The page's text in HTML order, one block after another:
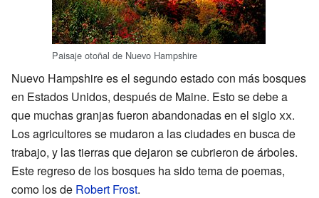
Paisaje otoñal de Nuevo Hampshire
Nuevo Hampshire es el segundo estado con más bosques
en Estados Unidos, después de Maine. Esto se debe a
que muchas granjas fueron abandonadas en el sigloxx.
Los agricultores se mudaron a las ciudades en busca de
trabajo, y las tierras que dejaron se cubrieron de árboles.
Este regreso de los bosques ha sido tema de poemas,
como los de Robert Frost.